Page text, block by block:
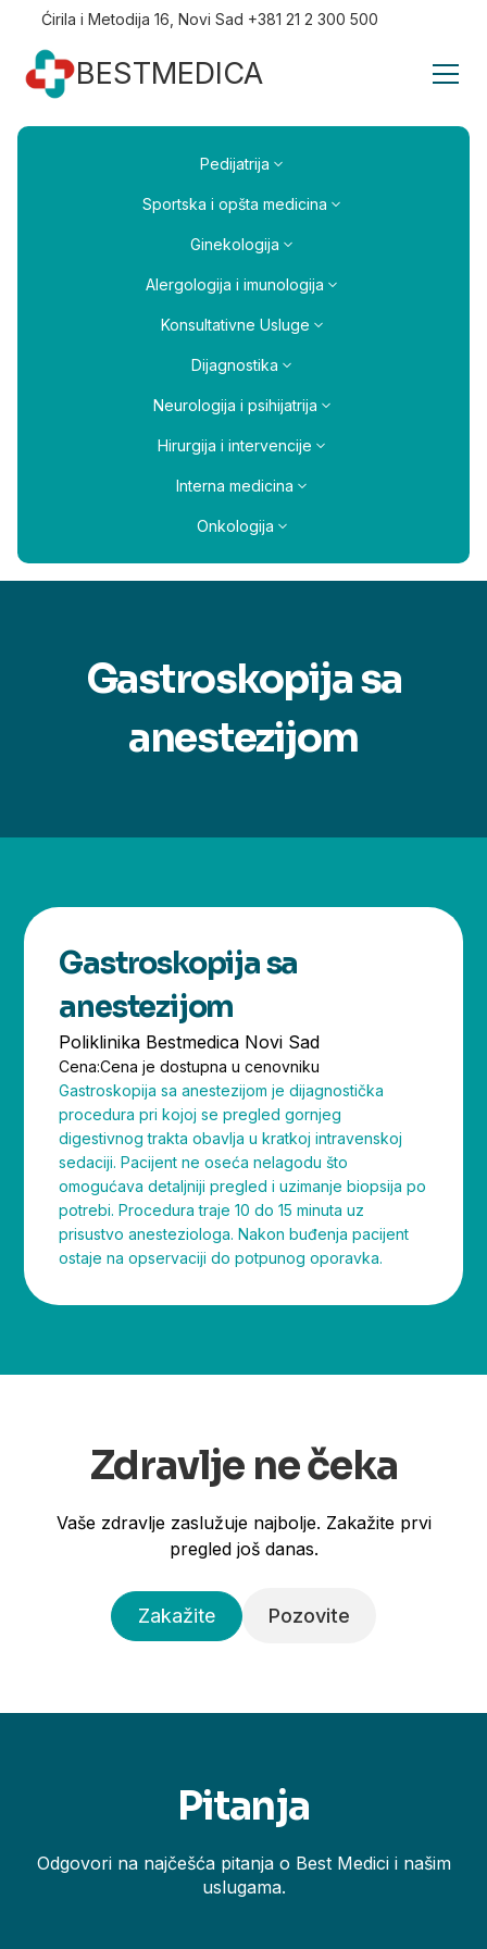
Ćirila i Metodija 16, Novi Sad +381 21 2 300 500
BESTMEDICA
Pedijatrija
Sportska i opšta medicina
Ginekologija
Alergologija i imunologija
Konsultativne Usluge
Dijagnostika
Neurologija i psihijatrija
Hirurgija i intervencije
Interna medicina
Onkologija
Gastroskopija sa
anestezijom
Gastroskopija sa
anestezijom
Poliklinika Bestmedica Novi Sad
Cena:Cena je dostupna u cenovniku
Gastroskopija sa anestezijom je dijagnostička
procedura pri kojoj se pregled gornjeg
digestivnog trakta obavlja u kratkoj intravenskoj
sedaciji. Pacijent ne oseća nelagodu što
omogućava detaljniji pregled i uzimanje biopsija po
potrebi. Procedura traje 10 do 15 minuta uz
prisustvo anesteziologa. Nakon buđenja pacijent
ostaje na opservaciji do potpunog oporavka.
Zdravlje ne čeka
Vaše zdravlje zaslužuje najbolje. Zakažite prvi
pregled još danas.
Zakažite Pozovite
Pitanja
Odgovori na najčešća pitanja o Best Medici i našim
uslugama.